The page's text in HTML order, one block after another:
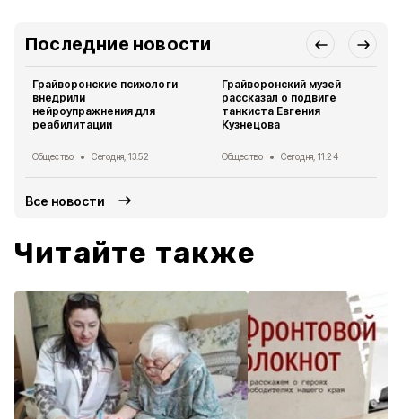
Последние новости
Грайворонские психологи
внедрили
нейроупражнения для
реабилитации
Общество Сегодня, 13:52
Грайворонский музей
рассказал о подвиге
танкиста Евгения
Кузнецова
Общество Сегодня, 11:24
Все новости
Читайте также